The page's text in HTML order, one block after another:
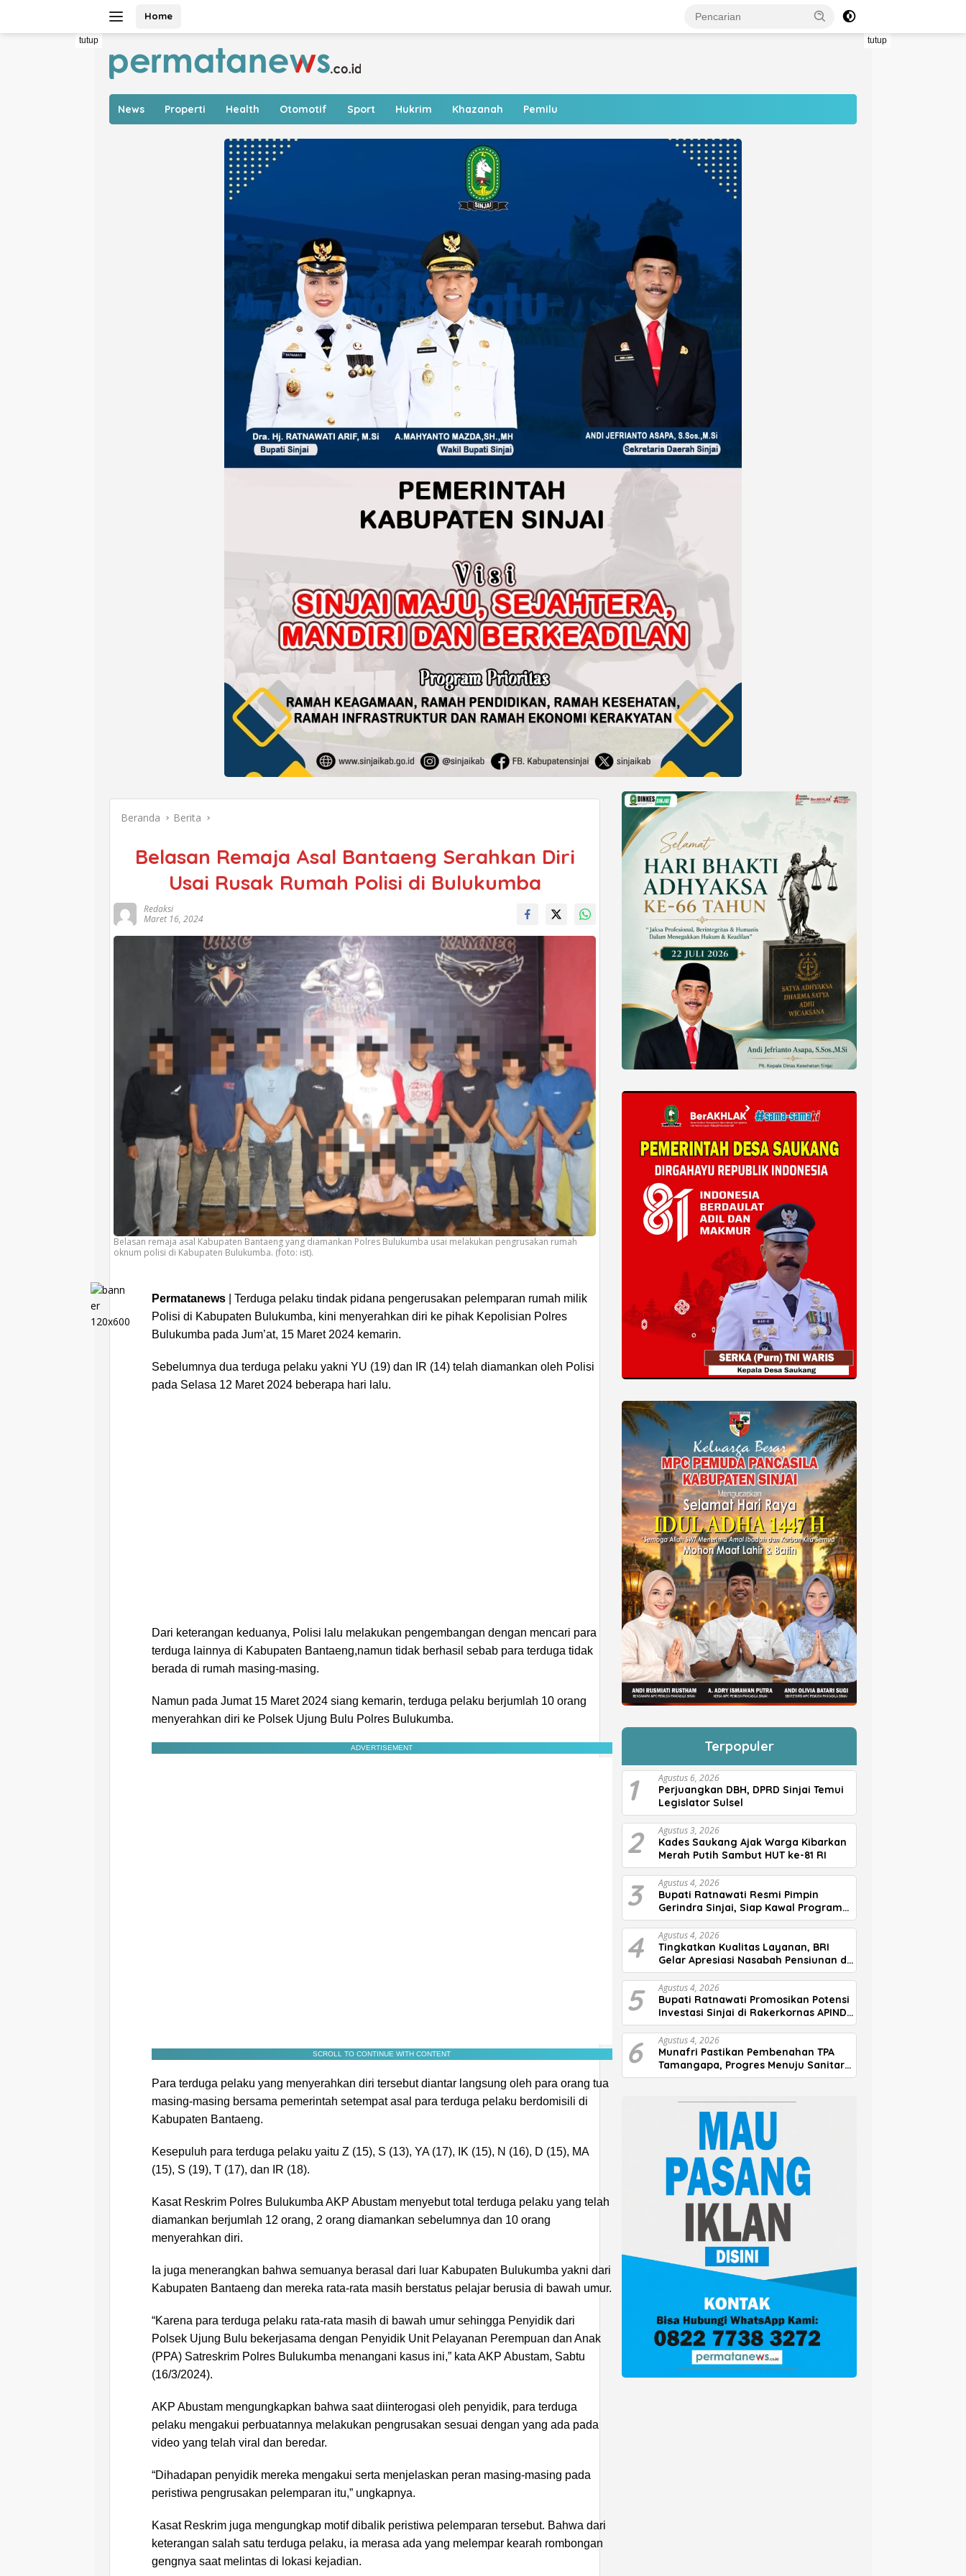
Home
tutup tutup
News Properti Health Otomotif Sport Hukrim Khazanah Pemilu
Beranda Berita
Belasan Remaja Asal Bantaeng Serahkan Diri
Usai Rusak Rumah Polisi di Bulukumba
Redaksi
Maret 16, 2024
Belasan remaja asal Kabupaten Bantaeng yang diamankan Polres Bulukumba usai melakukan pengrusakan rumah
oknum polisi di Kabupaten Bulukumba. (foto: ist).
Permatanews| Terduga pelaku tindak pidana pengerusakan pelemparan rumah milik
Polisi di Kabupaten Bulukumba, kini menyerahkan diri ke pihak Kepolisian Polres
Bulukumba pada Jum’at, 15 Maret 2024 kemarin.
Sebelumnya dua terduga pelaku yakni YU (19) dan IR (14) telah diamankan oleh Polisi
pada Selasa 12 Maret 2024 beberapa hari lalu.
Dari keterangan keduanya, Polisi lalu melakukan pengembangan dengan mencari para
terduga lainnya di Kabupaten Bantaeng,namun tidak berhasil sebab para terduga tidak
berada di rumah masing-masing.
Namun pada Jumat 15 Maret 2024 siang kemarin, terduga pelaku berjumlah 10 orang
menyerahkan diri ke Polsek Ujung Bulu Polres Bulukumba.
ADVERTISEMENT
SCROLL TO CONTINUE WITH CONTENT
Para terduga pelaku yang menyerahkan diri tersebut diantar langsung oleh para orang tua
masing-masing bersama pemerintah setempat asal para terduga pelaku berdomisili di
Kabupaten Bantaeng.
Kesepuluh para terduga pelaku yaitu Z (15), S (13), YA (17), IK (15), N (16), D (15), MA
(15), S (19), T (17), dan IR (18).
Kasat Reskrim Polres Bulukumba AKP Abustam menyebut total terduga pelaku yang telah
diamankan berjumlah 12 orang, 2 orang diamankan sebelumnya dan 10 orang
menyerahkan diri.
Ia juga menerangkan bahwa semuanya berasal dari luar Kabupaten Bulukumba yakni dari
Kabupaten Bantaeng dan mereka rata-rata masih berstatus pelajar berusia di bawah umur.
“Karena para terduga pelaku rata-rata masih di bawah umur sehingga Penyidik dari
Polsek Ujung Bulu bekerjasama dengan Penyidik Unit Pelayanan Perempuan dan Anak
(PPA) Satreskrim Polres Bulukumba menangani kasus ini,” kata AKP Abustam, Sabtu
(16/3/2024).
AKP Abustam mengungkapkan bahwa saat diinterogasi oleh penyidik, para terduga
pelaku mengakui perbuatannya melakukan pengrusakan sesuai dengan yang ada pada
video yang telah viral dan beredar.
“Dihadapan penyidik mereka mengakui serta menjelaskan peran masing-masing pada
peristiwa pengrusakan pelemparan itu,” ungkapnya.
Kasat Reskrim juga mengungkap motif dibalik peristiwa pelemparan tersebut. Bahwa dari
keterangan salah satu terduga pelaku, ia merasa ada yang melempar kearah rombongan
gengnya saat melintas di lokasi kejadian.
Terpopuler
1 Agustus 6, 2026
Perjuangkan DBH, DPRD Sinjai Temui
Legislator Sulsel
2 Agustus 3, 2026
Kades Saukang Ajak Warga Kibarkan
Merah Putih Sambut HUT ke-81 RI
3 Agustus 4, 2026
Bupati Ratnawati Resmi Pimpin
Gerindra Sinjai, Siap Kawal Program
Prabowo
4 Agustus 4, 2026
Tingkatkan Kualitas Layanan, BRI
Gelar Apresiasi Nasabah Pensiunan di
Parepare
5 Agustus 4, 2026
Bupati Ratnawati Promosikan Potensi
Investasi Sinjai di Rakerkornas APINDO
2026
6 Agustus 4, 2026
Munafri Pastikan Pembenahan TPA
Tamangapa, Progres Menuju Sanitary
Landfill Capai 93 Persen